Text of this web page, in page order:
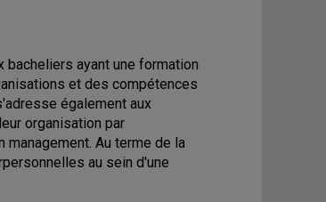
ayant une formation
et des compétences
également aux
organisation par
Au terme de la
au sein d'une